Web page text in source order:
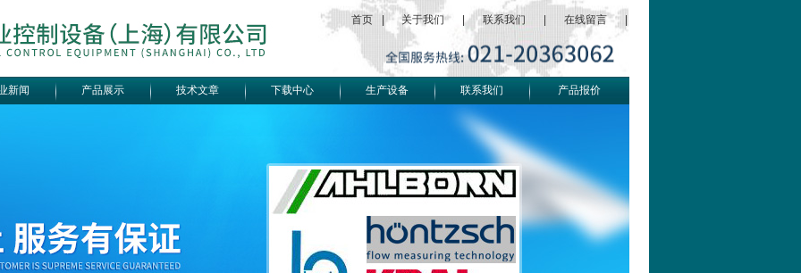
首页 关于我们 联系我们 在线留言
新闻 产品展示 技术文章 下载中心 生产设备 联系我们 产品报价